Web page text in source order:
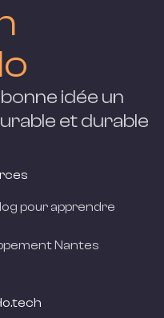
idée un
etdurable
pour apprendre
Nantes